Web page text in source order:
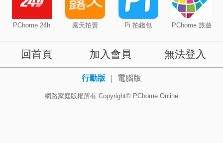
PChome 24h 露天拍賣 Pi 拍錢包 PChome 旅遊
回首頁 加入會員 無法登入
行動版 電腦版
網路家庭版權所有 Copyright© PChome Online